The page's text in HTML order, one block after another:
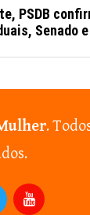
PSDB
Senado
.